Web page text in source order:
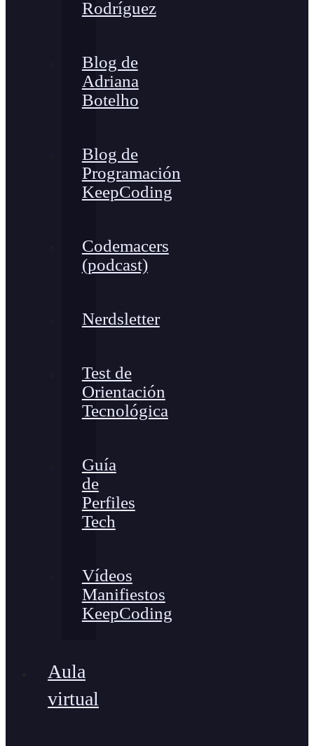
Rodríguez
Blog de
Adriana
Botelho
Blog de
Programación
KeepCoding
Codemacers
(podcast)
Nerdsletter
Test de
Orientación
Tecnológica
Guía
de
Perfiles
Tech
Vídeos
Manifiestos
KeepCoding
Aula
virtual